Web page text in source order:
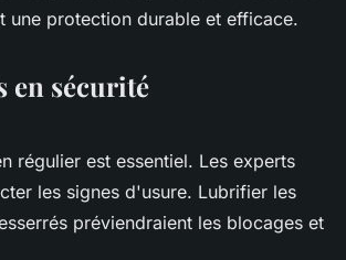
une protection durable et efficace.
en sécurité
régulier est essentiel. Les experts
les signes d'usure. Lubrifier les
préviendraient les blocages et